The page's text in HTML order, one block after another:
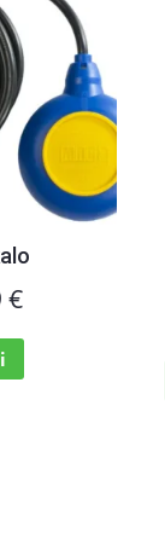
€Cenovni
razpon:
od
Ta